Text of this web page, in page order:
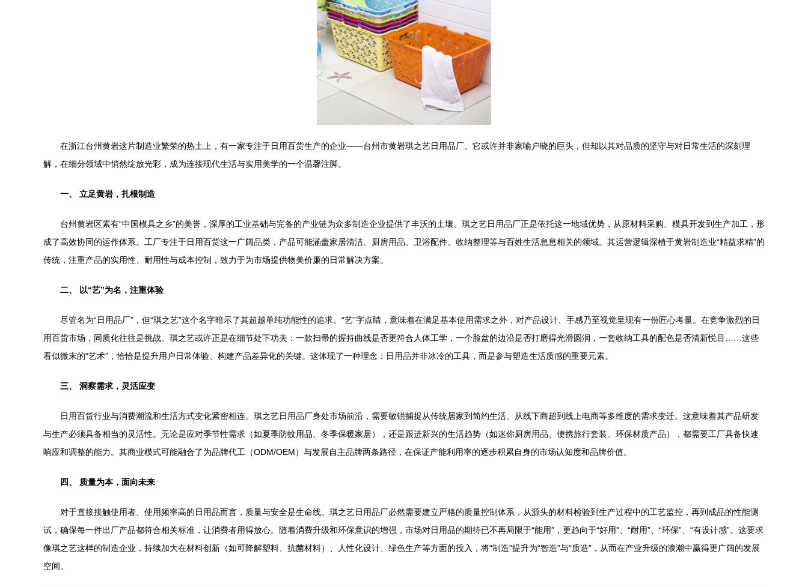
在浙江台州黄岩这片制造业繁荣的热土上，有一家专注于日用百货生产的企业——台州市黄岩琪之艺日用品厂。它或许并非家喻户晓的巨头，但却以其对品质的坚守与对日常生活的深刻理
解，在细分领域中悄然绽放光彩，成为连接现代生活与实用美学的一个温馨注脚。
一、 立足黄岩，扎根制造
台州黄岩区素有“中国模具之乡”的美誉，深厚的工业基础与完备的产业链为众多制造企业提供了丰沃的土壤。琪之艺日用品厂正是依托这一地域优势，从原材料采购、模具开发到生产加工，形
成了高效协同的运作体系。工厂专注于日用百货这一广阔品类，产品可能涵盖家居清洁、厨房用品、卫浴配件、收纳整理等与百姓生活息息相关的领域。其运营逻辑深植于黄岩制造业“精益求精”的
传统，注重产品的实用性、耐用性与成本控制，致力于为市场提供物美价廉的日常解决方案。
二、 以“艺”为名，注重体验
尽管名为“日用品厂”，但“琪之艺”这个名字暗示了其超越单纯功能性的追求。“艺”字点睛，意味着在满足基本使用需求之外，对产品设计、手感乃至视觉呈现有一份匠心考量。在竞争激烈的日
用百货市场，同质化往往是挑战。琪之艺或许正是在细节处下功夫：一款扫帚的握持曲线是否更符合人体工学，一个脸盆的边沿是否打磨得光滑圆润，一套收纳工具的配色是否清新悦目……这些
看似微末的“艺术”，恰恰是提升用户日常体验、构建产品差异化的关键。这体现了一种理念：日用品并非冰冷的工具，而是参与塑造生活质感的重要元素。
三、 洞察需求，灵活应变
日用百货行业与消费潮流和生活方式变化紧密相连。琪之艺日用品厂身处市场前沿，需要敏锐捕捉从传统居家到简约生活、从线下商超到线上电商等多维度的需求变迁。这意味着其产品研发
与生产必须具备相当的灵活性。无论是应对季节性需求（如夏季防蚊用品、冬季保暖家居），还是跟进新兴的生活趋势（如迷你厨房用品、便携旅行套装、环保材质产品），都需要工厂具备快速
响应和调整的能力。其商业模式可能融合了为品牌代工（ODM/OEM）与发展自主品牌两条路径，在保证产能利用率的逐步积累自身的市场认知度和品牌价值。
四、 质量为本，面向未来
对于直接接触使用者、使用频率高的日用品而言，质量与安全是生命线。琪之艺日用品厂必然需要建立严格的质量控制体系，从源头的材料检验到生产过程中的工艺监控，再到成品的性能测
试，确保每一件出厂产品都符合相关标准，让消费者用得放心。随着消费升级和环保意识的增强，市场对日用品的期待已不再局限于“能用”，更趋向于“好用”、“耐用”、“环保”、“有设计感”。这要求
像琪之艺这样的制造企业，持续加大在材料创新（如可降解塑料、抗菌材料）、人性化设计、绿色生产等方面的投入，将“制造”提升为“智造”与“质造”，从而在产业升级的浪潮中赢得更广阔的发展
空间。